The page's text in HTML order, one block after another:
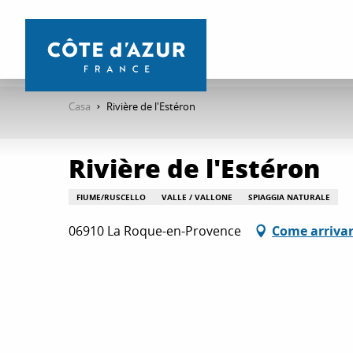
contenu
Casa Rivière de l'Estéron
Rivière de l'Estéron
FIUME/RUSCELLO VALLE / VALLONE SPIAGGIA NATURALE
06910 La Roque-en-Provence Come